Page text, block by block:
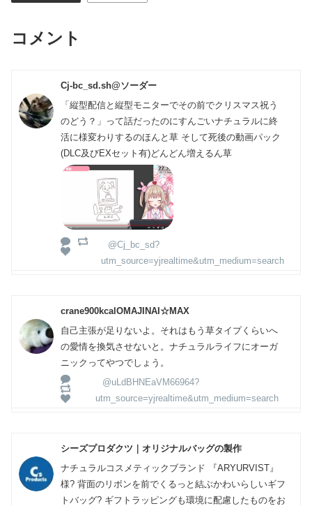
コメント
Cj-bc_sd.sh@ソーダー
「縦型配信と縦型モニターでその前でクリスマス祝う
のどう？」って話だったのにすんごいナチュラルに終
活に様変わりするのほんと草 そして死後の動画パック
(DLC及びEXセット有)どんどん増えるん草
@Cj_bc_sd?
utm_source=yjrealtime&utm_medium=search
crane900kcalOMAJINAI☆MAX
自己主張が足りないよ。それはもう草タイプくらいへ
の愛情を換気させないと。ナチュラルライフにオーガ
ニックってやつでしょう。
@uLdBHNEaVM66964?
utm_source=yjrealtime&utm_medium=search
シーズプロダクツ｜オリジナルバッグの製作
ナチュラルコスメティックブランド 『ARYURVIST』
様? 背面のリボンを前でくるっと結ぶかわいらしいギフ
トバッグ? ギフトラッピングも環境に配慮したものをお